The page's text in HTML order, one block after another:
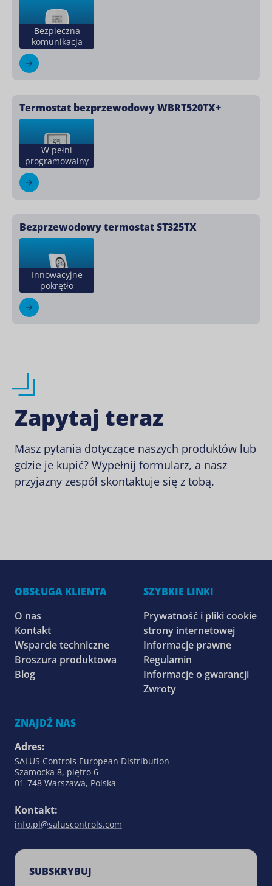
Bezpieczna
komunikacja
Termostat bezprzewodowy WBRT520TX+
W pełni
programowalny
Bezprzewodowy termostat ST325TX
Innowacyjne
pokrętło
Zapytaj teraz
Masz pytania dotyczące naszych produktów lub
gdzie je kupić? Wypełnij formularz, a nasz
przyjazny zespół skontaktuje się z tobą.
OBSŁUGA KLIENTA
O nas
Kontakt
Wsparcie techniczne
Broszura produktowa
Blog
SZYBKIE LINKI
Prywatność i pliki cookie
strony internetowej
Informacje prawne
Regulamin
Informacje o gwarancji
Zwroty
ZNAJDŹ NAS
Adres:
SALUS Controls European Distribution
Szamocka 8, piętro 6
01-748 Warszawa, Polska
Kontakt:
info.pl@saluscontrols.com
SUBSKRYBUJ